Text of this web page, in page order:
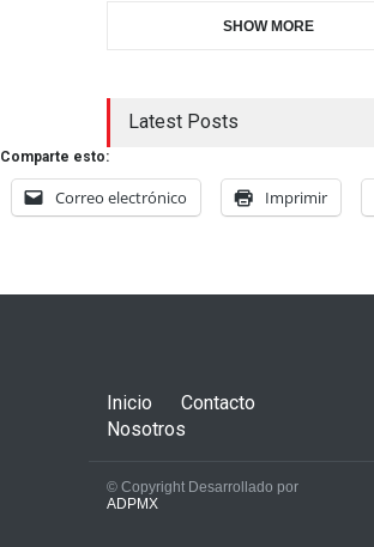
SHOW MORE
Latest Posts
Comparte esto:
Correo electrónico Imprimir
Inicio
Contacto
Nosotros
© Copyright Desarrollado por
ADPMX